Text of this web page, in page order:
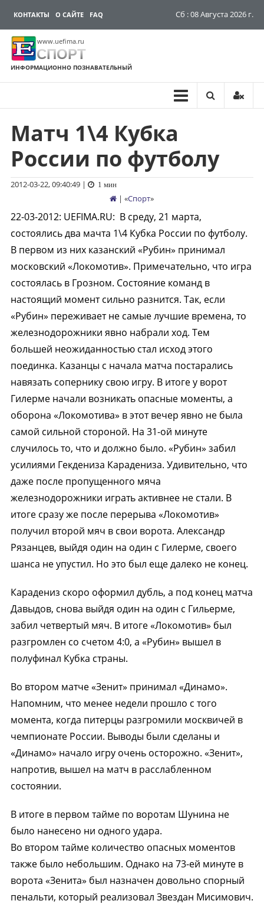
КОНТАКТЫ О САЙТЕ FAQ Сб : 08 Августа 2026 г.
www.uefima.ru
СПОРТ
ИНФОРМАЦИОННО ПОЗНАВАТЕЛЬНЫЙ
Перейти
содержимому
Матч 1\4 Кубка
России по футболу
2012-03-22, 09:40:49| 1 мин
| «Спорт»
22-03-2012: UEFIMA.RU: В среду, 21 марта,
состоялись два мачта 1\4 Кубка России по футболу.
В первом из них казанский «Рубин» принимал
московский «Локомотив». Примечательно, что игра
состоялась в Грозном. Состояние команд в
настоящий момент сильно разнится. Так, если
«Рубин» переживает не самые лучшие времена, то
железнодорожники явно набрали ход. Тем
большей неожиданностью стал исход этого
поединка. Казанцы с начала матча постарались
навязать сопернику свою игру. В итоге у ворот
Гилерме начали возникать опасные моменты, а
оборона «Локомотива» в этот вечер явно не была
самой сильной стороной. На 31-ой минуте
случилось то, что и должно было. «Рубин» забил
усилиями Гекдениза Карадениза. Удивительно, что
даже после пропущенного мяча
железнодорожники играть активнее не стали. В
итоге сразу же после перерыва «Локомотив»
получил второй мяч в свои ворота. Александр
Рязанцев, выйдя один на один с Гилерме, своего
шанса не упустил. Но это был еще далеко не конец.
Карадениз скоро оформил дубль, а под конец матча
Давыдов, снова выйдя один на один с Гильерме,
забил четвертый мяч. В итоге «Локомотив» был
разгромлен со счетом 4:0, а «Рубин» вышел в
полуфинал Кубка страны.
Во втором матче «Зенит» принимал «Динамо».
Напомним, что менее недели прошло с того
момента, когда питерцы разгромили москвичей в
чемпионате России. Выводы были сделаны и
«Динамо» начало игру очень осторожно. «Зенит»,
напротив, вышел на матч в расслабленном
состоянии.
В итоге в первом тайме по воротам Шунина не
было нанесено ни одного удара.
Во втором тайме количество опасных моментов
также было небольшим. Однако на 73-ей минуте в
ворота «Зенита» был назначен довольно спорный
пенальти, который реализовал Звездан Мисимович.